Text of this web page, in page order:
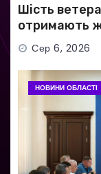
Шість
отримають
Сер 6, 2026
НОВИНИ ОБЛАСТІ